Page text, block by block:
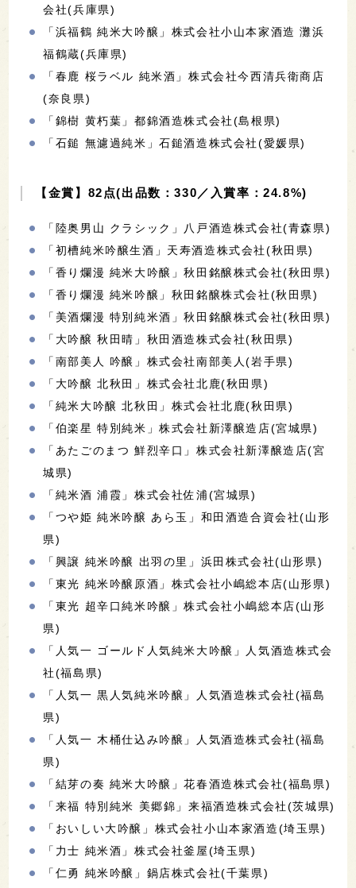
会社(兵庫県)
「浜福鶴 純米大吟醸」株式会社小山本家酒造 灘浜
福鶴蔵(兵庫県)
「春鹿 桜ラベル 純米酒」株式会社今西清兵衛商店
(奈良県)
「錦樹 黄朽葉」都錦酒造株式会社(島根県)
「石鎚 無濾過純米」石鎚酒造株式会社(愛媛県)
【金賞】82点(出品数：330／入賞率：24.8%)
「陸奥男山 クラシック」八戸酒造株式会社(青森県)
「初槽純米吟醸生酒」天寿酒造株式会社(秋田県)
「香り爛漫 純米大吟醸」秋田銘醸株式会社(秋田県)
「香り爛漫 純米吟醸」秋田銘醸株式会社(秋田県)
「美酒爛漫 特別純米酒」秋田銘醸株式会社(秋田県)
「大吟醸 秋田晴」秋田酒造株式会社(秋田県)
「南部美人 吟醸」株式会社南部美人(岩手県)
「大吟醸 北秋田」株式会社北鹿(秋田県)
「純米大吟醸 北秋田」株式会社北鹿(秋田県)
「伯楽星 特別純米」株式会社新澤醸造店(宮城県)
「あたごのまつ 鮮烈辛口」株式会社新澤醸造店(宮
城県)
「純米酒 浦霞」株式会社佐浦(宮城県)
「つや姫 純米吟醸 あら玉」和田酒造合資会社(山形
県)
「興譲 純米吟醸 出羽の里」浜田株式会社(山形県)
「東光 純米吟醸原酒」株式会社小嶋総本店(山形県)
「東光 超辛口純米吟醸」株式会社小嶋総本店(山形
県)
「人気一 ゴールド人気純米大吟醸」人気酒造株式会
社(福島県)
「人気一 黒人気純米吟醸」人気酒造株式会社(福島
県)
「人気一 木桶仕込み吟醸」人気酒造株式会社(福島
県)
「結芽の奏 純米大吟醸」花春酒造株式会社(福島県)
「来福 特別純米 美郷錦」来福酒造株式会社(茨城県)
「おいしい大吟醸」株式会社小山本家酒造(埼玉県)
「力士 純米酒」株式会社釜屋(埼玉県)
「仁勇 純米吟醸」鍋店株式会社(千葉県)